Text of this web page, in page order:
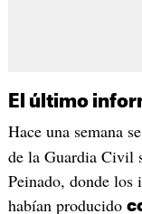
El último
Hace una semana
de la Guardia Civil
Peinado, donde los
habían producido